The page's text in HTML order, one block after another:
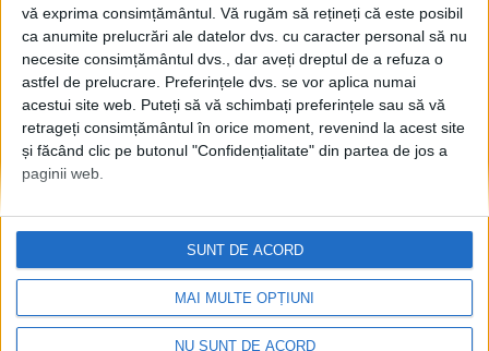
vă exprima consimțământul. Vă rugăm să rețineți că este posibil
ca anumite prelucrări ale datelor dvs. cu caracter personal să nu
necesite consimțământul dvs., dar aveți dreptul de a refuza o
astfel de prelucrare. Preferințele dvs. se vor aplica numai
acestui site web. Puteți să vă schimbați preferințele sau să vă
retrageți consimțământul în orice moment, revenind la acest site
și făcând clic pe butonul "Confidențialitate" din partea de jos a
paginii web.
MAI MULTE OPȚIUNI
NU SUNT DE ACORD
SUNT DE ACORD
EDUCAȚIE
Prof. dr. Anca Gorban,
vizavi de noile planuri-
cadru: Elevii de la
Pedagogie intră în practică
pedagogică la clasele de
primar. E foarte greu să
predai ca elev de clasa a XII-
la școală